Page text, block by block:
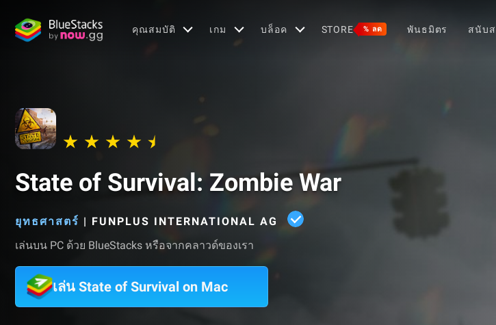
คุณสมบัติ เกม บล็อค STORE % ลด พันธมิตร สนับ
State of Survival: Zombie War
ยุทธศาสตร์ | FUNPLUS INTERNATIONAL AG
เล่นบน PC ด้วย BlueStacks หรือจากคลาวด์ของเรา
เล่น State of Survival on Mac